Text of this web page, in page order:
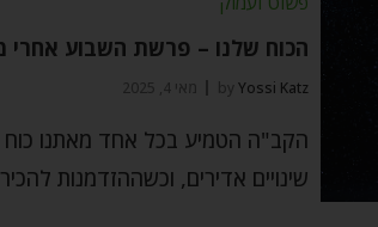
הכוח שלנו – פרשת השבוע אחרי
by Yossi Katz מאי 4, 2025
הקב"ה הטמיע בכל אחד מאתנו
שינויים אדירים, וכשההזדמנות